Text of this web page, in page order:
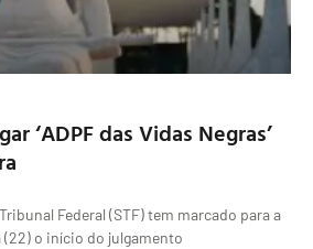
‘ADPF das Vidas Negras’
Federal (STF) tem marcado para a
o início do julgamento